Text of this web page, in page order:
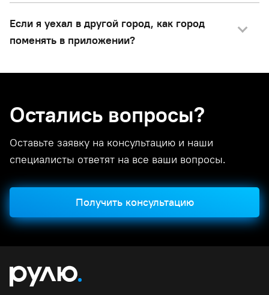
Если я уехал в другой город, как город
поменять в приложении?
Остались вопросы?
Оставьте заявку на консультацию и наши
специалисты ответят на все ваши вопросы.
Получить консультацию